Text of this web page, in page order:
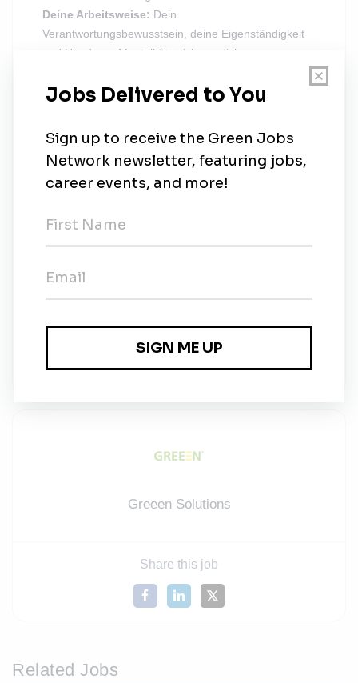
Deine Arbeitsweise: Dein
Verantwortungsbewusstsein, deine Eigenständigkeit
und Hands-on-Mentalität zeichnen dich aus.
und bist teamfähig.
Du bringst nicht alles mit?
Keine Sorge, wir suchen nach Kolleginnen und
überzeugen und Lust haben, mit ihrem Team Vollgas
Wir legen großen Wert auf ein vielfältiges und starkes
Team, denn unterschiedliche Perspektiven machen
selbstverständlich. Bei uns kannst du nicht nur deine
Stärken einbringen, sondern auch einfach du selbst
sein.
Greeen Solutions
Share this job
Related Jobs